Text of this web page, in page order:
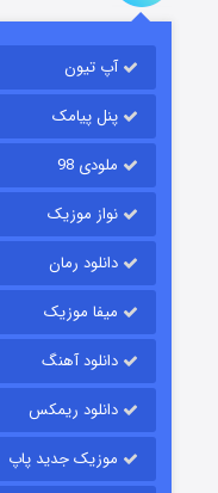
قسمت
آپ تیون
پنل پیامک
ملودی 98
نواز موزیک
دانلود رمان
میفا موزیک
دانلود آهنگ
دانلود ریمکس
موزیک جدید پاپ